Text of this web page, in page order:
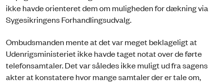
ikke havde orienteret dem om muligheden for dækning via
Sygesikringens Forhandlingsudvalg.
Ombudsmanden mente at det var meget beklageligt at
Udenrigsministeriet ikke havde taget notat over de førte
telefonsamtaler. Det var således ikke muligt ud fra sagens
akter at konstatere hvor mange samtaler der er tale om,